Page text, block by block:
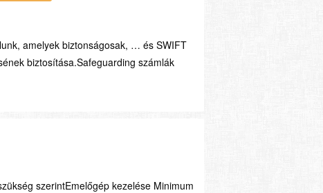
amelyek biztonságosak, … és SWIFT
biztosítása.Safeguarding számlák
szerintEmelőgép kezelése Minimum